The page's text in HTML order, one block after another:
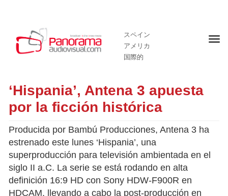
スペイン
アメリカ
国際的
フ
‘Hispania’, Antena 3 apuesta
por la ficción histórica
Producida por Bambú Producciones, Antena 3 ha
estrenado este lunes ‘Hispania’, una
superproducción para televisión ambientada en el
siglo II a.C. La serie se está rodando en alta
definición 16:9 HD con Sony HDW-F900R en
HDCAM, llevando a cabo la post-producción en